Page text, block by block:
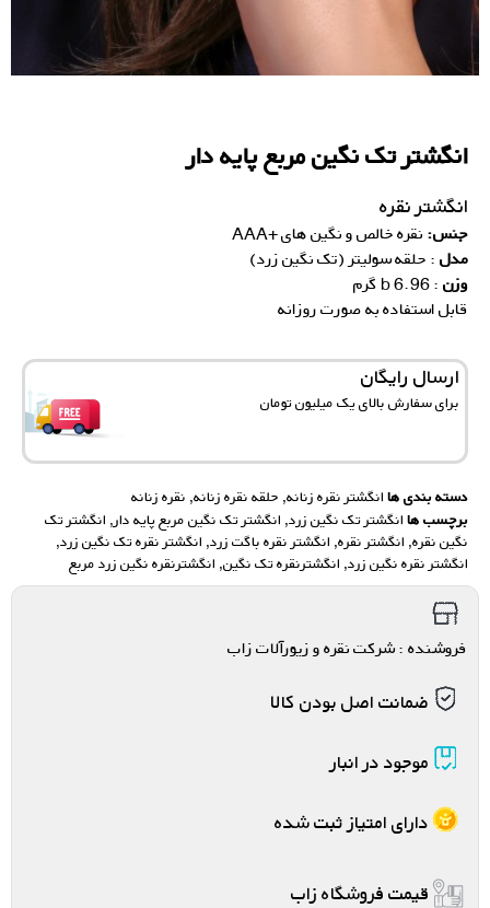
انگشتر تک نگین مربع پایه دار
انگشتر نقره
جنس: نقره خالص و نگین های +AAA
مدل : حلقه سولیتر (تک نگین زرد)
وزن : 6.96 b گرم
قابل استفاده به صورت روزانه
ارسال رایگان
برای سفارش‌ بالای یک میلیون تومان
دسته بندی ها انگشتر نقره زنانه, حلقه نقره زنانه, نقره زنانه
برچسب ها انگشتر تک نگین زرد, انگشتر تک نگین مربع پایه دار, انگشتر تک
نگین نقره, انگشتر نقره, انگشتر نقره باگت زرد, انگشتر نقره تک نگین زرد,
انگشتر نقره نگین زرد, انگشترنقره تک نگین, انگشترنقره نگین زرد مربع
فروشنده : شرکت نقره و زیورآلات زاب
ضمانت اصل بودن کالا
موجود در انبار
دارای امتیاز ثبت شده
قیمت فروشگاه زاب